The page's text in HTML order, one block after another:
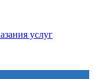
услуг